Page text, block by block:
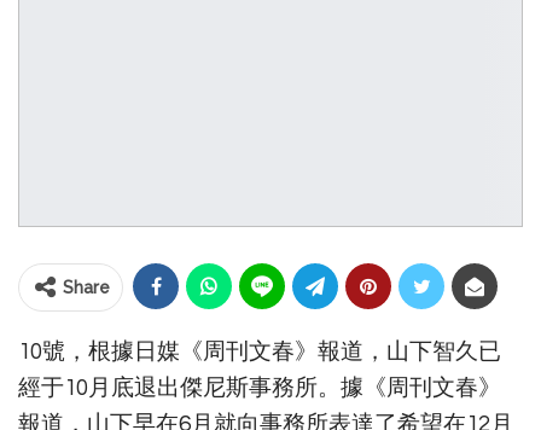
Share
10號，根據日媒《周刊文春》報道，山下智久已
經于10月底退出傑尼斯事務所。據《周刊文春》
報道，山下早在6月就向事務所表達了希望在12月